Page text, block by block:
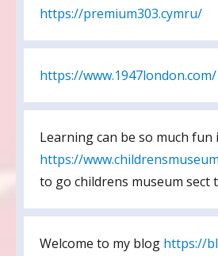
https://premium303.cymru/
https://www.1947london.com/
Learning can be so much
https://
to go childrens museum sect
Welcome to my blog https://